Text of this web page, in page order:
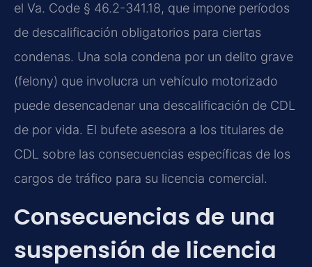
el Va. Code § 46.2-341.18, que impone períodos
de descalificación obligatorios para ciertas
condenas. Una sola condena por un delito grave
(felony) que involucra un vehículo motorizado
puede desencadenar una descalificación de CDL
de por vida. El bufete asesora a los titulares de
CDL sobre las consecuencias específicas de los
cargos de tráfico para su licencia comercial.
Consecuencias de una
suspensión de licencia